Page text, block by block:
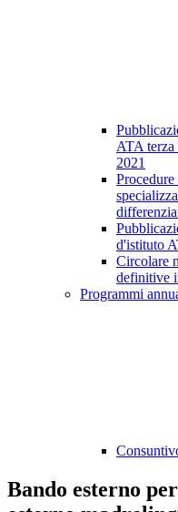
ATA
2021
d'istituto
Circolare
definitive
Programmi
Bando esterno